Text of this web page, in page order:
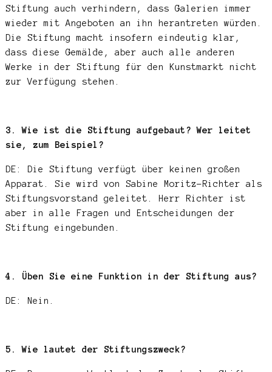
Stiftung auch verhindern, dass Galerien immer
wieder mit Angeboten an ihn herantreten würden.
Die Stiftung macht insofern eindeutig klar,
dass diese Gemälde, aber auch alle anderen
Werke in der Stiftung für den Kunstmarkt nicht
zur Verfügung stehen.
3. Wie ist die Stiftung aufgebaut? Wer leitet
sie, zum Beispiel?
DE: Die Stiftung verfügt über keinen großen
Apparat. Sie wird von Sabine Moritz-Richter als
Stiftungsvorstand geleitet. Herr Richter ist
aber in alle Fragen und Entscheidungen der
Stiftung eingebunden.
4. Üben Sie eine Funktion in der Stiftung aus?
DE: Nein.
5. Wie lautet der Stiftungszweck?